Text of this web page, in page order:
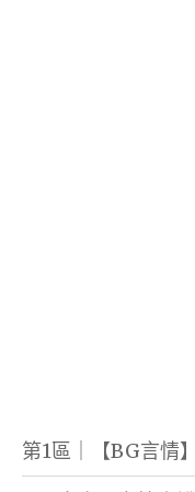
第1區｜【BG言情